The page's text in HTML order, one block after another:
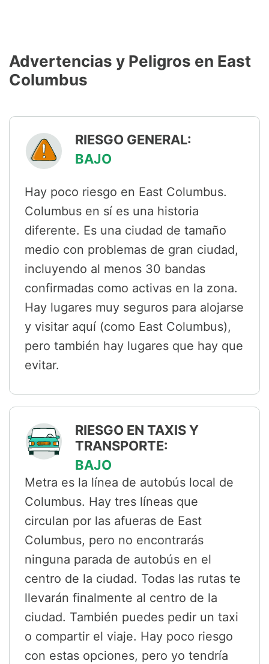
Advertencias y Peligros en East
Columbus
RIESGO GENERAL:
BAJO
Hay poco riesgo en East Columbus.
Columbus en sí es una historia
diferente. Es una ciudad de tamaño
medio con problemas de gran ciudad,
incluyendo al menos 30 bandas
confirmadas como activas en la zona.
Hay lugares muy seguros para alojarse
y visitar aquí (como East Columbus),
pero también hay lugares que hay que
evitar.
RIESGO EN TAXIS Y
TRANSPORTE:
BAJO
Metra es la línea de autobús local de
Columbus. Hay tres líneas que
circulan por las afueras de East
Columbus, pero no encontrarás
ninguna parada de autobús en el
centro de la ciudad. Todas las rutas te
llevarán finalmente al centro de la
ciudad. También puedes pedir un taxi
o compartir el viaje. Hay poco riesgo
con estas opciones, pero yo tendría